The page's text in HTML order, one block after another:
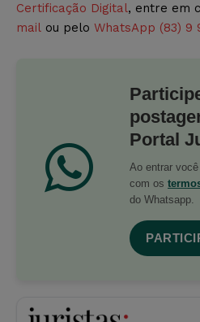
Certificação Digital, entre em
mail ou pelo WhatsApp (83) 9
Portal
Ao entrar
com os
do Whatsapp.